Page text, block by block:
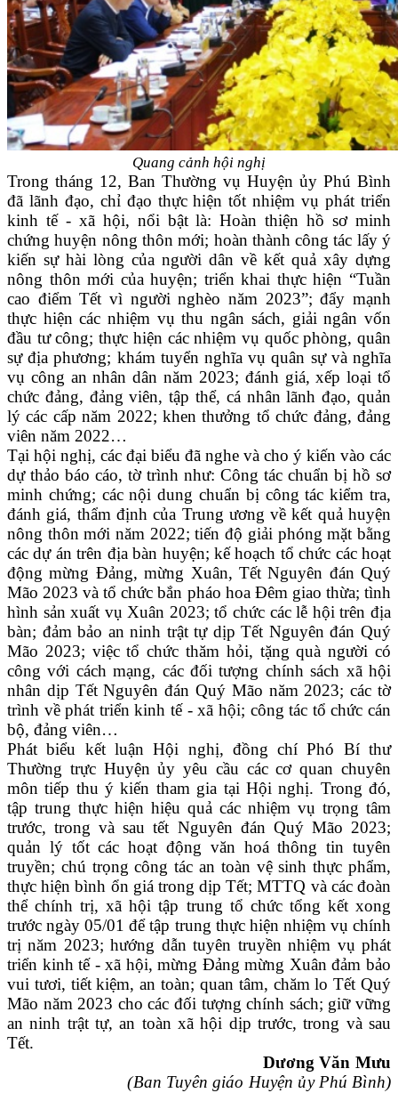
Quang cảnh hội nghị
Trong tháng 12, Ban Thường vụ Huyện ủy Phú Bình
đã lãnh đạo, chỉ đạo thực hiện tốt nhiệm vụ phát triển
kinh tế - xã hội, nổi bật là:Hoàn thiện hồ sơ minh
chứng huyện nông thôn mới; hoàn thành công tác lấy ý
kiến sự hài lòng của người dân về kết quả xây dựng
nông thôn mới của huyện; triển khai thực hiện “Tuần
cao điểm Tết vì người nghèo năm 2023”; đẩy mạnh
thực hiện các nhiệm vụ thu ngân sách, giải ngân vốn
đầu tư công; thực hiện các nhiệm vụ quốc phòng, quân
sự địa phương; khám tuyển nghĩa vụ quân sự và nghĩa
vụ công an nhân dân năm 2023; đánh giá, xếp loại tổ
chức đảng, đảng viên, tập thể, cá nhân lãnh đạo, quản
lý các cấp năm 2022; khen thưởng tổ chức đảng, đảng
viên năm 2022…
Tại hội nghị, các đại biểu đã nghe và cho ý kiến vào các
dự thảo báo cáo, tờ trình như: Công tác chuẩn bị hồ sơ
minh chứng; các nội dung chuẩn bị công tác kiểm tra,
đánh giá, thẩm định của Trung ương về kết quả huyện
nông thôn mới năm 2022; tiến độ giải phóng mặt bằng
các dự án trên địa bàn huyện; kế hoạch tổ chức các hoạt
động mừng Đảng, mừng Xuân, Tết Nguyên đán Quý
Mão 2023 và tổ chức bắn pháo hoa Đêm giao thừa; tình
hình sản xuất vụ Xuân 2023; tổ chức các lễ hội trên địa
bàn; đảm bảo an ninh trật tự dịp Tết Nguyên đán Quý
Mão 2023; việc tổ chức thăm hỏi, tặng quà người có
công với cách mạng, các đối tượng chính sách xã hội
nhân dịp Tết Nguyên đán Quý Mão năm 2023; các tờ
trình về phát triển kinh tế - xã hội; công tác tổ chức cán
bộ, đảng viên…
Phát biểu kết luận Hội nghị, đồng chí Phó Bí thư
Thường trực Huyện ủy yêu cầu các cơ quan chuyên
môn tiếp thu ý kiến tham gia tại Hội nghị. Trong đó,
tập trung thực hiện hiệu quả các nhiệm vụ trọng tâm
trước, trong và sau tết Nguyên đán Quý Mão 2023;
quản lý tốt các hoạt động văn hoá thông tin tuyên
truyền; chú trọng công tác an toàn vệ sinh thực phẩm,
thực hiện bình ổn giá trong dịp Tết; MTTQ và các đoàn
thể chính trị, xã hội tập trung tổ chức tổng kết xong
trước ngày 05/01 để tập trung thực hiện nhiệm vụ chính
trị năm 2023; hướng dẫn tuyên truyền nhiệm vụ phát
triển kinh tế - xã hội, mừng Đảng mừng Xuân đảm bảo
vui tươi, tiết kiệm, an toàn; quan tâm, chăm lo Tết Quý
Mão năm 2023 cho các đối tượng chính sách; giữ vững
an ninh trật tự, an toàn xã hội dịp trước, trong và sau
Tết.
Dương Văn Mưu
(Ban Tuyên giáo Huyện ủy Phú Bình)